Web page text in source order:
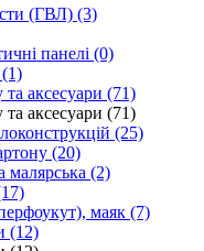
(ГВЛ) (3)
панелі (0)
та аксесуари (71)
та аксесуари (71)
(25)
(20)
малярська (2)
маяк (7)
(12)